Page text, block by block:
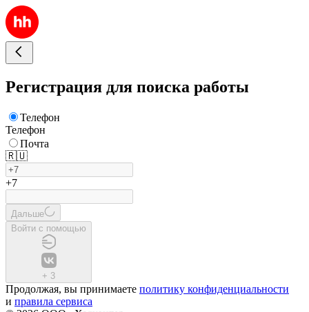
Регистрация для поиска работы
Телефон
Телефон
Почта
🇷🇺
+7
Дальше
Войти с помощью
+ 3
Продолжая, вы принимаете политику конфиденциальности
и правила сервиса